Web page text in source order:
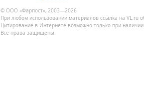
© ООО «Фарпост», 2003—2026
При любом использовании материалов ссылка на VL.ru
Цитирование в Интернете возможно только при наличии
Все права защищены.